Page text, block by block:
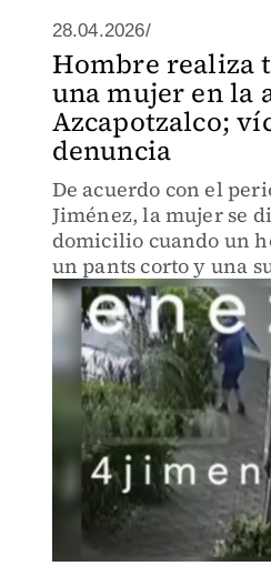
28.04.2026/
Hombre realiza
una mujer en la
Azcapotzalco;
denuncia
De acuerdo con el
Jiménez, la mujer se
domicilio cuando un
un pants corto y una
gorro, se acercó y la